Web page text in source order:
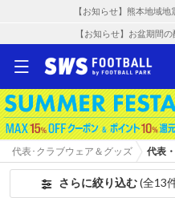
【お知らせ】熊本地域
【お知らせ】お盆期間
代表･クラブウェア＆グッズ 代表
さらに絞り込む(全13